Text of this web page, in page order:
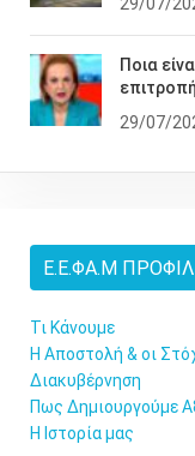
29/07/
Ποια
29/07/
Ε.Ε.ΦΑ.Μ ΠΡΟΦΊΛ
Τι Κάνουμε
Η Αποστολή & οι
Διακυβέρνηση
Πως Δημιουργούμε
Η Ιστορία μας